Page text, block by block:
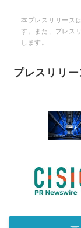
本プレスリリース
す。また、プレス
します。
プレスリリ